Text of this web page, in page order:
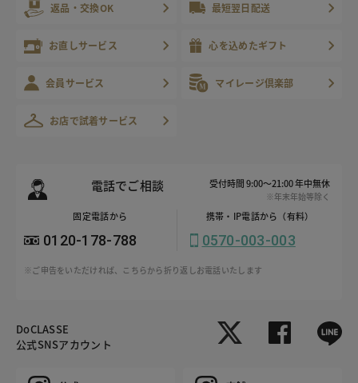
返品・交換OK 最短翌日配送
お直しサービス 心を込めたギフト
会員サービス マイレージ倶楽部
お店で試着サービス
電話でご相談 受付時間 9:00～21:00 年中無休
※年末年始等除く
固定電話から
0120-178-788
携帯・IP電話から（有料）
0570-003-003
※ご申告をいただければ、こちらから折り返しお電話いたします
DoCLASSE
公式SNSアカウント